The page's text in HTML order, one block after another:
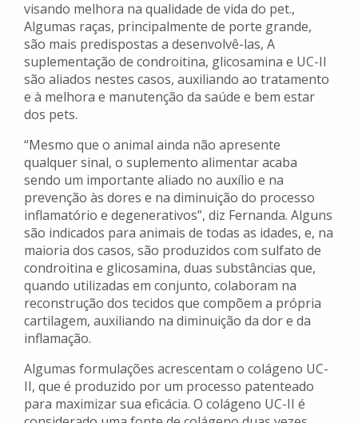
visando melhora na qualidade de vida do pet.,
Algumas raças, principalmente de porte grande,
são mais predispostas a desenvolvê-las, A
suplementação de condroitina, glicosamina e UC-II
são aliados nestes casos, auxiliando ao tratamento
e à melhora e manutenção da saúde e bem estar
dos pets.
“Mesmo que o animal ainda não apresente
qualquer sinal, o suplemento alimentar acaba
sendo um importante aliado no auxílio e na
prevenção às dores e na diminuição do processo
inflamatório e degenerativos”, diz Fernanda. Alguns
são indicados para animais de todas as idades, e, na
maioria dos casos, são produzidos com sulfato de
condroitina e glicosamina, duas substâncias que,
quando utilizadas em conjunto, colaboram na
reconstrução dos tecidos que compõem a própria
cartilagem, auxiliando na diminuição da dor e da
inflamação.
Algumas formulações acrescentam o colágeno UC-
II, que é produzido por um processo patenteado
para maximizar sua eficácia. O colágeno UC-II é